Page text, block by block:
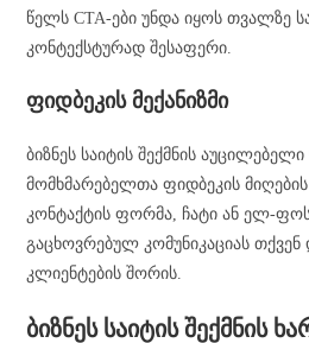
წელს CTA-ები უნდა იყოს თვალზე
კონტექსტურად შესაფერი.
ფიდბეკის მექანიზმი
ბიზნეს საიტის შექმნის
მომხმარებელთა ფიდბეკის
კონტაქტის ფორმა, ჩატი ან ელ-
გაცხოვრებულ კომუნიკაციას
კლიენტების შორის.
ბიზნეს საიტის შექმნის